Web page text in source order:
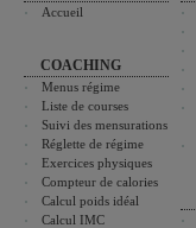
Accueil
COACHING
Menus régime
Liste de courses
Suivi des mensurations
Réglette de régime
Exercices physiques
Compteur de calories
Calcul poids idéal
Calcul IMC